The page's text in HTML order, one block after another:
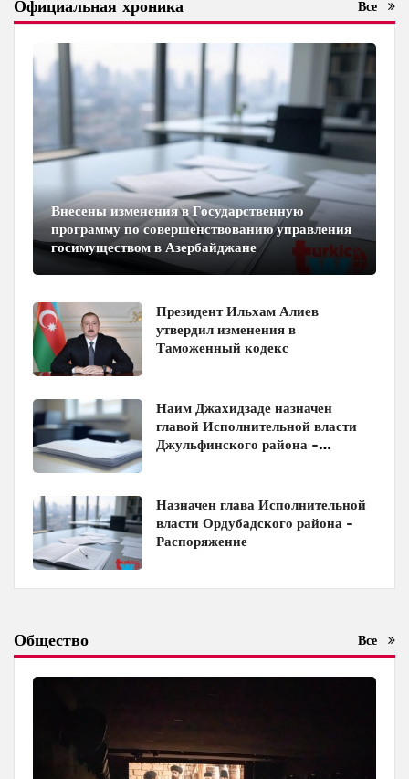
Официальная хроника Все
Внесены изменения в Государственную
программу по совершенствованию управления
госимуществом в Азербайджане
Президент Ильхам Алиев
утвердил изменения в
Таможенный кодекс
Наим Джахидзаде назначен
главой Исполнительной власти
Джульфинского района -
Назначен глава Исполнительной
власти Ордубадского района -
Распоряжение
Общество Все